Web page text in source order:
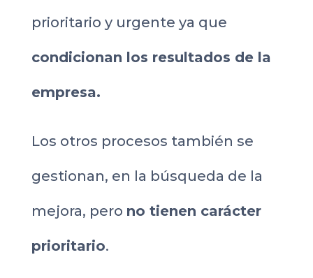
prioritario y urgente ya que
condicionan los resultados de la
empresa.
Los otros procesos también se
gestionan, en la búsqueda de la
mejora, pero no tienen carácter
prioritario.